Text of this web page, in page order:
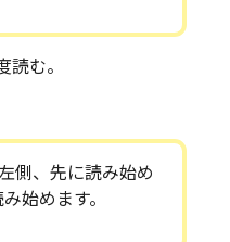
む。
側、先に読み始め
始めます。